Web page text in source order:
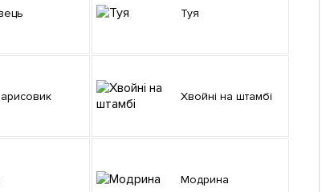
Туя
Хвойні на штамбі
Модрина